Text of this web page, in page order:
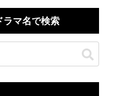
ラマ名で検索